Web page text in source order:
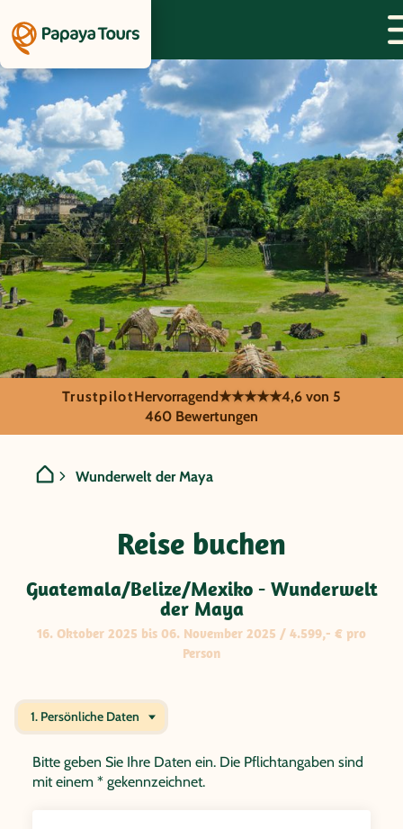
GRUPPENREISE:
Guatemala/Belize/Mexiko
TrustpilotHervorragend★★★★★4,6 von 5
460 Bewertungen
Wunderwelt der Maya
Reise buchen
Guatemala/Belize/Mexiko - Wunderwelt
der Maya
16. Oktober 2025 bis 06. November 2025 / 4.599,- € pro
Person
1. Persönliche Daten
Bitte geben Sie Ihre Daten ein. Die Pflichtangaben sind
mit einem * gekennzeichnet.